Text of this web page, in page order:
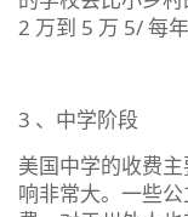
2 万到 5 万 5/ 每年
3 、中学阶段
美国中学的收费
响非常大。一些